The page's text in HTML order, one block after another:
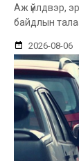
Аж үйлдвэр,
байдлын
2026-08-06